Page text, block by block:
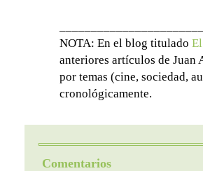
NOTA: En el blog titulado
anteriores artículos de Juan
por temas (cine, sociedad,
cronológicamente.
Comentarios